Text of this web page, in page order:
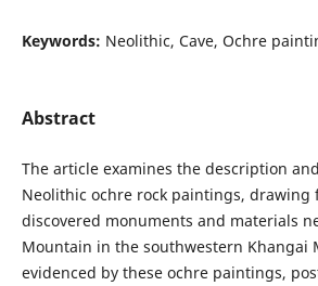
Keywords: Neolithic, Cave, Ochre
Abstract
The article examines the description
Neolithic ochre rock paintings, drawing
discovered monuments and materials
Mountain in the southwestern Khangai
evidenced by these ochre paintings,